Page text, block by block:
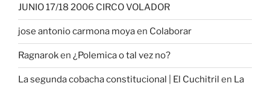
JUNIO 17/18 2006 CIRCO VOLADOR
jose antonio carmona moyaen Colaborar
Ragnaroken ¿Polemica o tal vez no?
La segunda cobacha constitucional | El Cuchitril en La